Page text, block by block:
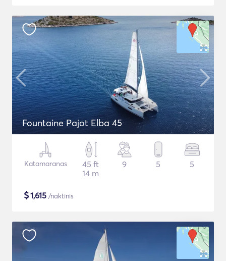
Fountaine Pajot Elba 45
Katamaranas
45 ft
14 m
9 5 5
$1,615 /naktinis